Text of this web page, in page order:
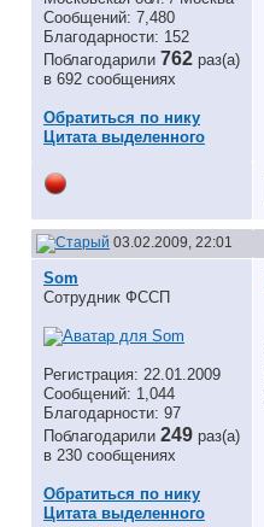
Сообщений: 7,480
Благодарности: 152
Поблагодарили 762 раз(а)
в 692 сообщениях
Обратиться по нику
Цитата выделенного
03.02.2009, 22:01
Som
Сотрудник ФССП
Регистрация: 22.01.2009
Сообщений: 1,044
Благодарности: 97
Поблагодарили 249 раз(а)
в 230 сообщениях
Обратиться по нику
Цитата выделенного